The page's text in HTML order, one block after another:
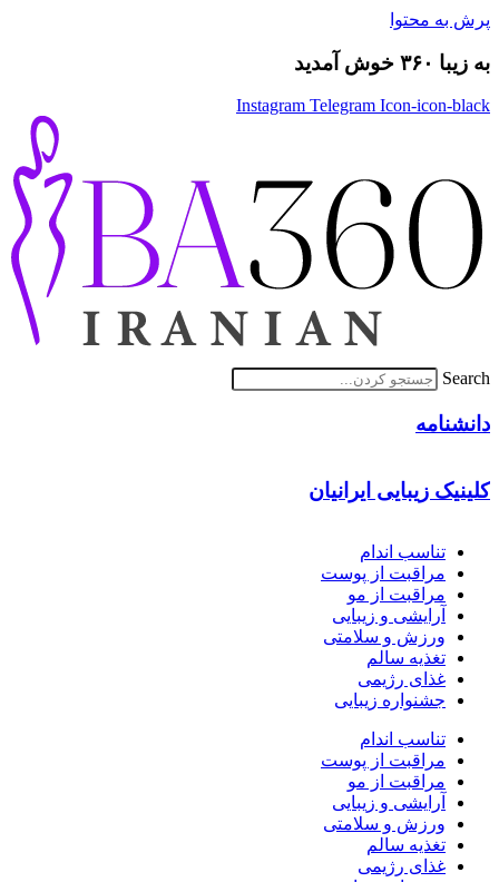
پرش به محتوا
به زیبا ۳۶۰ خوش آمدید
Instagram Telegram Icon-icon-black
Search
دانشنامه
کلینیک زیبایی ایرانیان
تناسب اندام
مراقبت از پوست
مراقبت از مو
آرایشی و زیبایی
ورزش و سلامتی
تغذیه سالم
غذای رژیمی
جشنواره زیبایی
تناسب اندام
مراقبت از پوست
مراقبت از مو
آرایشی و زیبایی
ورزش و سلامتی
تغذیه سالم
غذای رژیمی